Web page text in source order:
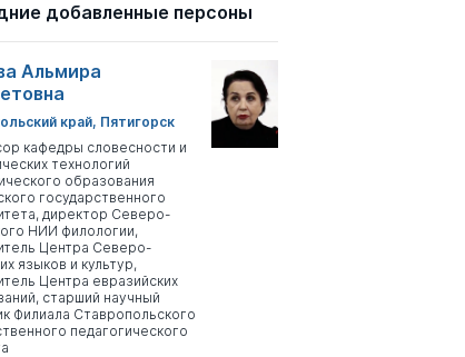
добавленные персоны
Альмира
край, Пятигорск
кафедры словесности и
технологий
образования
государственного
директор Северо-
НИИ филологии,
Центра Северо-
языков и культур,
Центра евразийских
старший научный
Филиала Ставропольского
педагогического